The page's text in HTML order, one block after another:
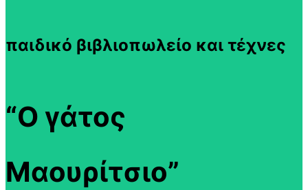
παιδικό βιβλιοπωλείο και τέχνες
“Ο γάτος
Μαουρίτσιο”